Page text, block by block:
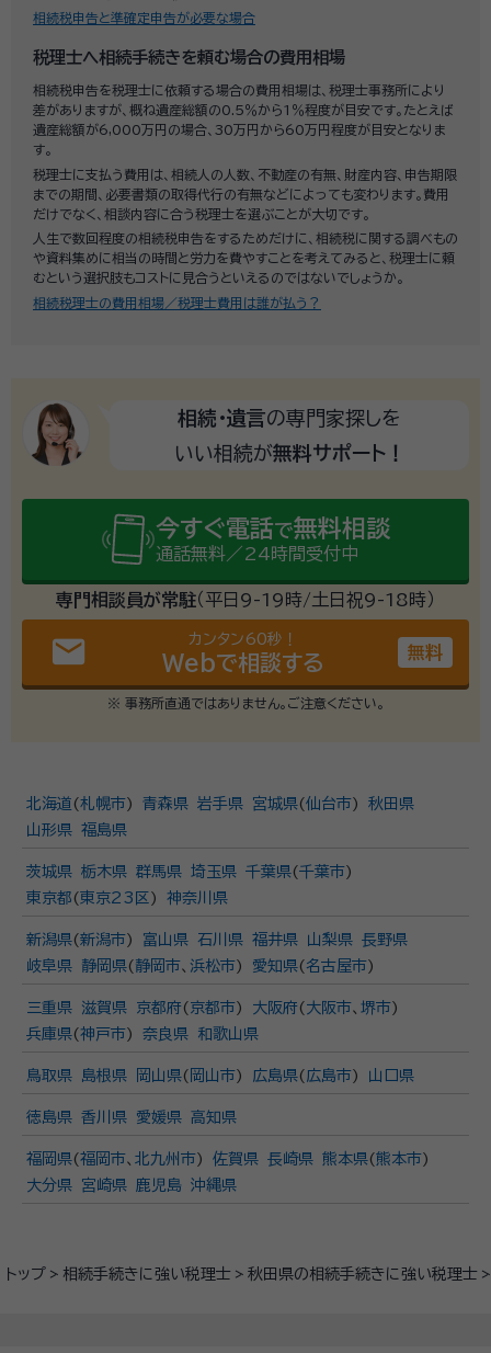
トップ 相続手続きに強い税理士 秋田県の相続手続きに強い税理士
相続税申告と準確定申告が必要な場合
税理士へ相続手続きを頼む場合の費用相場
相続税申告を税理士に依頼する場合の費用相場は、税理士事務所により
差がありますが、概ね遺産総額の0.5％から1％程度が目安です。たとえば
遺産総額が6,000万円の場合、30万円から60万円程度が目安となりま
す。
税理士に支払う費用は、相続人の人数、不動産の有無、財産内容、申告期限
までの期間、必要書類の取得代行の有無などによっても変わります。費用
だけでなく、相談内容に合う税理士を選ぶことが大切です。
人生で数回程度の相続税申告をするためだけに、相続税に関する調べもの
や資料集めに相当の時間と労力を費やすことを考えてみると、税理士に頼
むという選択肢もコストに見合うといえるのではないでしょうか。
相続税理士の費用相場／税理士費用は誰が払う？
相続・遺言の専門家探しを
いい相続が無料サポート！
今すぐ電話で無料相談
通話無料／24時間受付中
専門相談員が常駐（平日9-19時/土日祝9-18時）
email カンタン60秒！
Webで相談する 無料
※ 事務所直通ではありません。ご注意ください。
北海道 (札幌市) 青森県 岩手県 宮城県(仙台市)
秋田県
山形県 福島県
茨城県 栃木県 群馬県 埼玉県 千葉県(千葉市)
東京都 ( 東京23区 ) 神奈川県
新潟県(新潟市) 富山県 石川県 福井県 山梨県 長野県
岐阜県
静岡県( 静岡市、 浜松市) 愛知県( 名古屋市)
三重県 滋賀県 京都府( 京都市) 大阪府( 大阪市、 堺市)
兵庫県(神戸市) 奈良県 和歌山県
鳥取県 島根県 岡山県( 岡山市) 広島県( 広島市) 山口県
徳島県 香川県 愛媛県 高知県
福岡県(福岡市、 北九州市) 佐賀県 長崎県 熊本県(熊本市)
大分県
宮崎県 鹿児島 沖縄県